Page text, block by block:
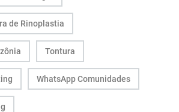
de Rinoplastia
Tontura
WhatsApp Comunidades